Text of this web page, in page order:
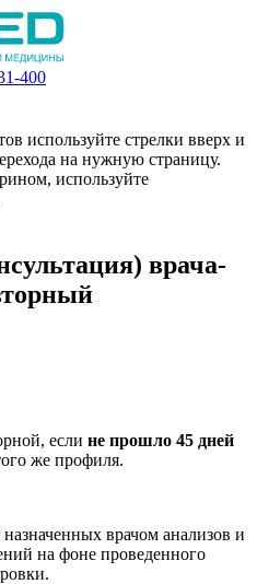
400
используйте стрелки вверх и
на нужную страницу.
используйте
врача-
если не прошло 45 дней
же профиля.
врачом анализов и
на фоне проведенного